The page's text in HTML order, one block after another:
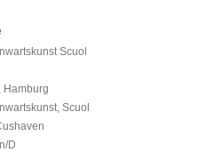
Scuol
Scuol
D